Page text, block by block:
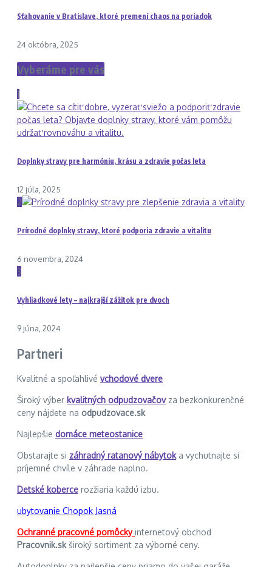
Sťahovanie v Bratislave, ktoré premení chaos na poriadok
24 októbra, 2025
Vyberáme pre vás
1
Doplnky stravy pre harmóniu, krásu a zdravie počas leta
12 júla, 2025
2
Prírodné doplnky stravy, ktoré podporia zdravie a vitalitu
6 novembra, 2024
3
Vyhliadkové lety – najkrajší zážitok pre dvoch
9 júna, 2024
Partneri
Kvalitné a spoľahlivé vchodové dvere
Široký výber kvalitných odpudzovačovza bezkonkurenčné
ceny nájdete na odpudzovace.sk
Najlepšie domáce meteostanice
Obstarajte si záhradný ratanový nábytoka vychutnajte si
príjemné chvíle v záhrade naplno.
Detské koberce rozžiaria každú izbu.
ubytovanie Chopok Jasná
Ochranné pracovné pomôckyinternetový obchod
Pracovnik.skširoký sortiment za výborné ceny.